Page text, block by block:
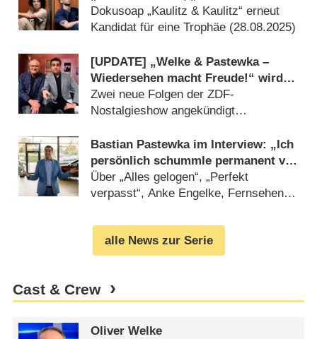
morden“, „Angemessen Angry“,
„Experte für alles“ und „Germany’s
Dokusoap „Kaulitz & Kaulitz“ erneut
Kandidat für eine Trophäe (28.08.2025)
[UPDATE] „Welke & Pastewka –
Wiedersehen macht Freude!“ wird
fortgesetzt
Zwei neue Folgen der ZDF-
Nostalgieshow angekündigt
Bastian Pastewka im Interview: „Ich
persönlich schummle permanent vor
der Kamera“
Über „Alles gelogen“, „Perfekt
verpasst“, Anke Engelke, Fernsehen
alle News zur Serie
Cast & Crew
Oliver Welke